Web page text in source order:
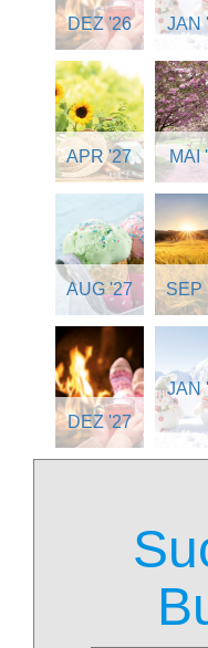
DEZ '26 JAN
APR '27 MAI
AUG '27 SEP
DEZ '27
JAN